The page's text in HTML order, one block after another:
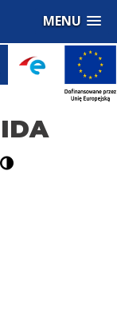
MENU